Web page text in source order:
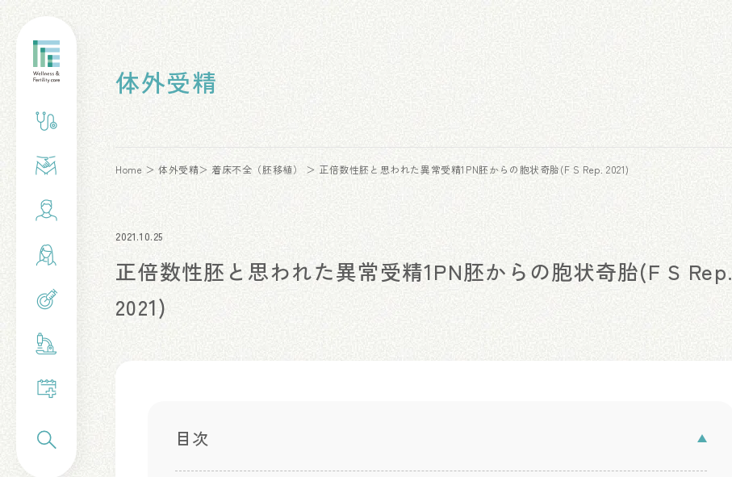
体外受精
Home 体外受精 着床不全（胚移植） 正倍数性胚と思われた異常受精1PN胚からの胞状奇胎(F S Rep. 2021)
2021.10.25
正倍数性胚と思われた異常受精1PN胚からの胞状奇胎(F S Rep.
2021)
目次